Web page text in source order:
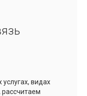
видах
рассчитаем